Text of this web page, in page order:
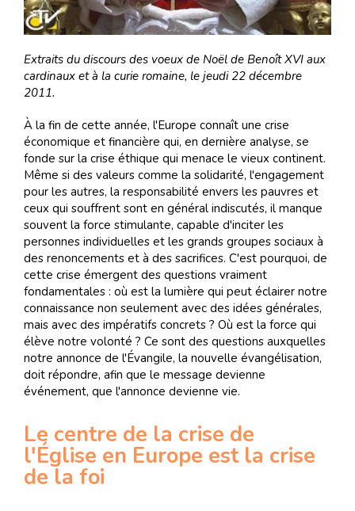
Extraits du discours des voeux de Noël de Benoît XVI aux
cardinaux et à la curie romaine, le jeudi 22 décembre
2011.
À la fin de cette année, l'Europe connaît une crise
économique et financière qui, en dernière analyse, se
fonde sur la crise éthique qui menace le vieux continent.
Même si des valeurs comme la solidarité, l'engagement
pour les autres, la responsabilité envers les pauvres et
ceux qui souffrent sont en général indiscutés, il manque
souvent la force stimulante, capable d'inciter les
personnes individuelles et les grands groupes sociaux à
des renoncements et à des sacrifices. C'est pourquoi, de
cette crise émergent des questions vraiment
fondamentales : où est la lumière qui peut éclairer notre
connaissance non seulement avec des idées générales,
mais avec des impératifs concrets ? Où est la force qui
élève notre volonté ? Ce sont des questions auxquelles
notre annonce de l'Évangile, la nouvelle évangélisation,
doit répondre, afin que le message devienne
événement, que l'annonce devienne vie.
Le centre de la crise de
l'Église en Europe est la crise
de la foi